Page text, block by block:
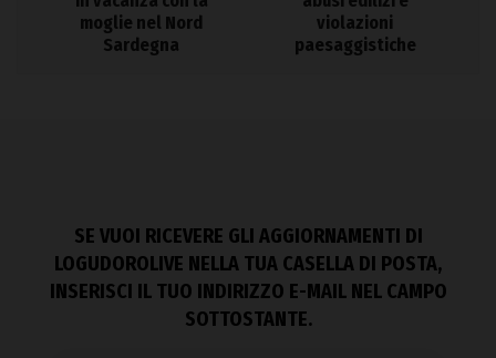
moglie nel Nord
Sardegna
violazioni
paesaggistiche
SE VUOI RICEVERE GLI AGGIORNAMENTI DI
LOGUDOROLIVE NELLA TUA CASELLA DI POSTA,
INSERISCI IL TUO INDIRIZZO E-MAIL NEL CAMPO
SOTTOSTANTE.